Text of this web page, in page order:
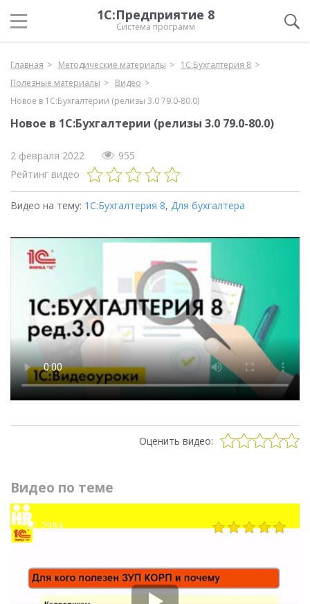
1С:Предприятие 8
Система программ
Главная Методические материалы
1С:Бухгалтерия 8
Полезные материалы
Видео
Новое в 1С:Бухгалтерии (релизы 3.0 79.0-80.0)
Новое в 1С:Бухгалтерии (релизы 3.0 79.0-80.0)
2 февраля 2022
955
Рейтинг видео
Видео на тему: 1С:Бухгалтерия 8, Для бухгалтера
Оценить видео:
Видео по теме
2984